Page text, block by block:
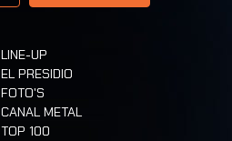
LINE-UP
EL PRESIDIO
FOTO'S
CANAL METAL
TOP 100